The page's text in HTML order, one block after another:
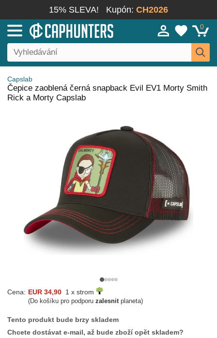
15% SLEVA! Kupón: CH2026
0
Capslab
Čepice zaoblená černá snapback Evil EV1 Morty Smith
Rick a Morty Capslab
Cena: EUR 34,90 1 x strom
(Do košíku pro podporu zalesnitplaneta)
Tento produkt bude brzy skladem
Chcete dostávat e-mail, až bude zboží opět skladem?